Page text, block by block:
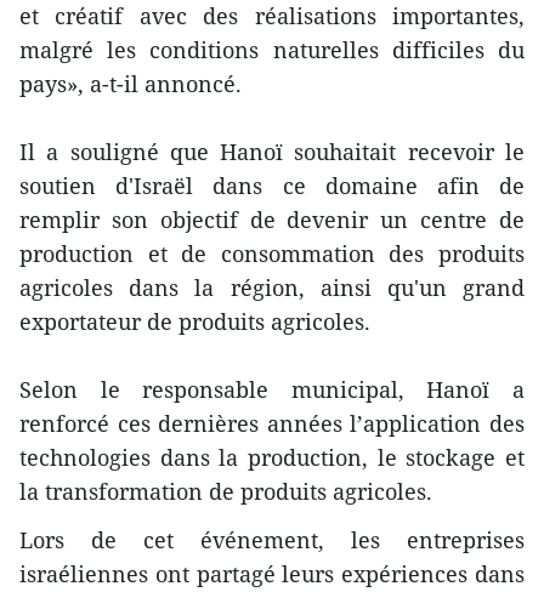
et créatif avec des réalisations importantes,
malgré les conditions naturelles difficiles du
pays», a-t-il annoncé.
Il a souligné que Hanoï souhaitait recevoir le
soutien d'Israël dans ce domaine afin de
remplir son objectif de devenir un centre de
production et de consommation des produits
agricoles dans la région, ainsi qu'un grand
exportateur de produits agricoles.
Selon le responsable municipal, Hanoï a
renforcé ces dernières années l’application des
technologies dans la production, le stockage et
la transformation de produits agricoles.
Lors de cet événement, les entreprises
israéliennes ont partagé leurs expériences dans